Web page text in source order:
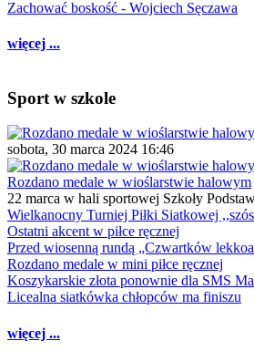
Zachować boskość - Wojciech Sęczawa
więcej ...
Sport w szkole
sobota, 30 marca 2024 16:46
Rozdano medale w wioślarstwie halowym
22 marca w hali sportowej Szkoły
Wielkanocny Turniej Piłki Siatkowej
Ostatni akcent w piłce ręcznej
Przed wiosenną rundą „Czwartków
Rozdano medale w mini piłce ręcznej
Koszykarskie złota ponownie dla SMS
Licealna siatkówka chłopców ma finiszu
więcej ...